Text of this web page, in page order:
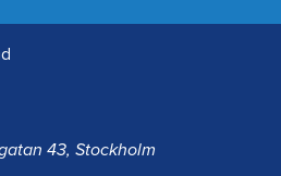
43, Stockholm